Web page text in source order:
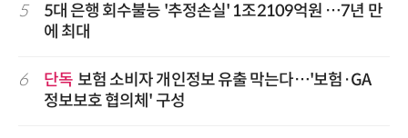
5
5대 은행 회수불능 '추정손실' 1조2109억원 …7년 만
에 최대
6 단독 보험 소비자 개인정보 유출 막는다…'보험·GA
정보보호 협의체' 구성